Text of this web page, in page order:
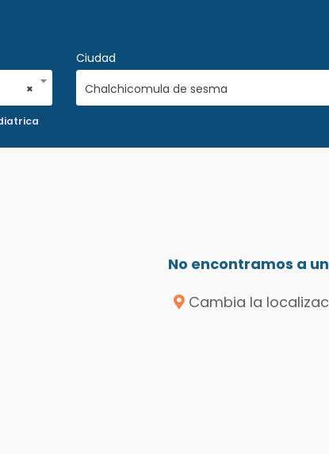
×
Ciudad
Chalchicomula de sesma
No encontramos a
Cambia la